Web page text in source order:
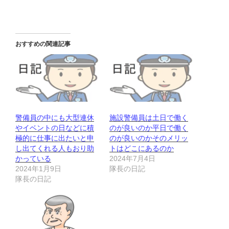
おすすめの関連記事
警備員の中にも大型連休
やイベントの日などに積
極的に仕事に出たいと申
し出てくれる人もおり助
かっている
2024年1月9日
隊長の日記
施設警備員は土日で働く
のが良いのか平日で働く
のが良いのかそのメリッ
トはどこにあるのか
2024年7月4日
隊長の日記